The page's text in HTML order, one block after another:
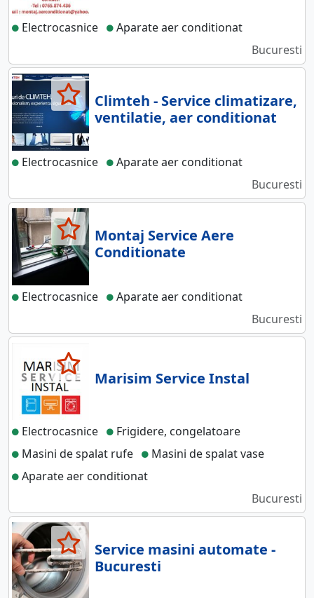
Electrocasnice
Aparate aer conditionat
Bucuresti
Climteh - Service climatizare,
ventilatie, aer conditionat
Electrocasnice
Aparate aer conditionat
Bucuresti
Montaj Service Aere
Conditionate
Electrocasnice
Aparate aer conditionat
Bucuresti
Marisim Service Instal
Electrocasnice
Frigidere, congelatoare
Masini de spalat rufe
Masini de spalat vase
Aparate aer conditionat
Bucuresti
Service masini automate -
Bucuresti